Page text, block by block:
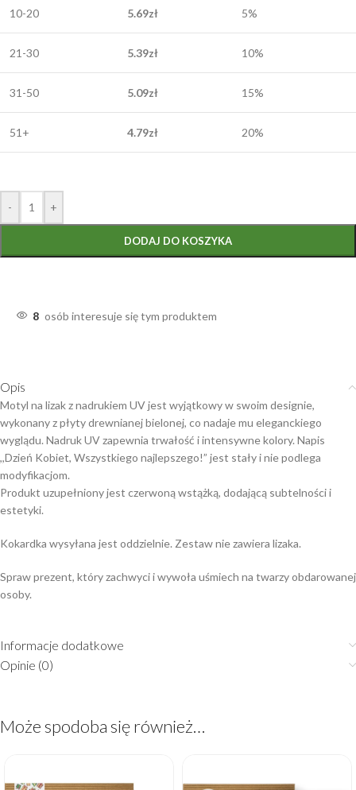
10-20 5.69zł 5%
21-30 5.39zł 10%
31-50 5.09zł 15%
51+ 4.79zł 20%
- +
DODAJ DO KOSZYKA
8 osób interesuje się tym produktem
Opis
Motyl na lizak z nadrukiem UV jest wyjątkowy w swoim designie,
wykonany z płyty drewnianej bielonej, co nadaje mu eleganckiego
wyglądu. Nadruk UV zapewnia trwałość i intensywne kolory. Napis
,,Dzień Kobiet, Wszystkiego najlepszego!” jest stały i nie podlega
modyfikacjom.
Produkt uzupełniony jest czerwoną wstążką, dodającą subtelności i
estetyki.
Kokardka wysyłana jest oddzielnie. Zestaw nie zawiera lizaka.
Spraw prezent, który zachwyci i wywoła uśmiech na twarzy obdarowanej
osoby.
Informacje dodatkowe
Opinie (0)
Może spodoba się również…